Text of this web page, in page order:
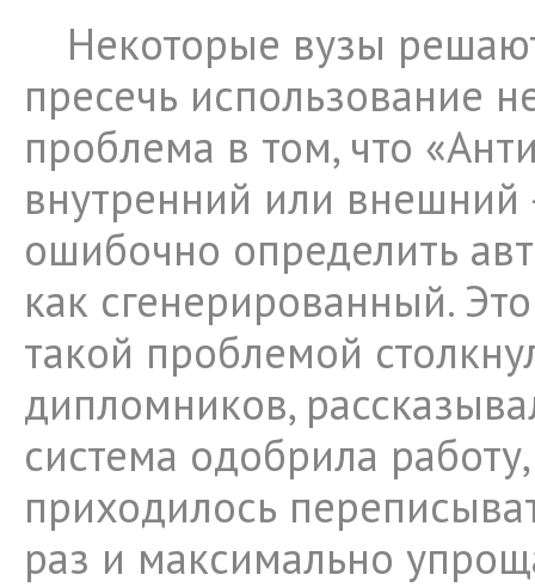
Некоторые вузы
пресечь использование
проблема в том, что
внутренний или
ошибочно определить
как сгенерированный.
такой проблемой
дипломников,
система одобрила
приходилось
раз и максимально